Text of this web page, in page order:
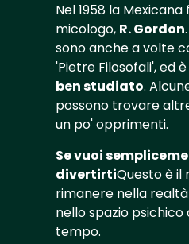
Nel 1958 la
micologo, R. Gordon
sono anche a volte
'Pietre Filosofali', ed
ben studiato.
possono trovare
un po' opprimenti.
Se vuoi
divertirtiQuesto è il
rimanere nella
nello spazio psichico
tempo.